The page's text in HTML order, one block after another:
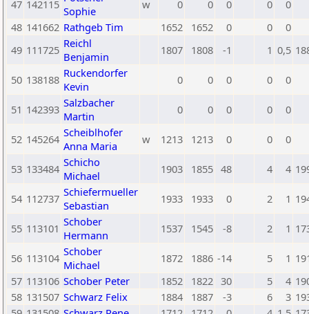
47 142115 Sophie
w 0 0 0 0
0
48 141662 Rathgeb Tim 1652 1652 0 0
0
49 111725 Reichl
Benjamin
1807 1808 -1 1 0,5
50 138188 Ruckendorfer
Kevin
0 0 0 0 0
51 142393 Salzbacher
Martin
0 0 0 0 0
52 145264 Scheiblhofer
Anna Maria
w 1213 1213 0 0 0
53 133484 Schicho
Michael
1903 1855 48 4 4
54 112737 Schiefermueller
Sebastian
1933 1933 0 2 1
55 113101 Schober
Hermann
1537 1545 -8 2 1
56 113104 Schober
Michael
1872 1886 -14 5 1
57 113106 Schober Peter 1852 1822 30 5 4
58 131507 Schwarz Felix 1884 1887 -3 6 3